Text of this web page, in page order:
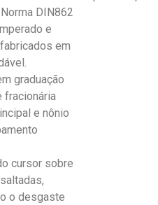
DIN862
e
em
graduação
fracionária
e nônio
cursor sobre
o desgaste